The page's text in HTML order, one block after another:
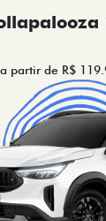
a partir de R$